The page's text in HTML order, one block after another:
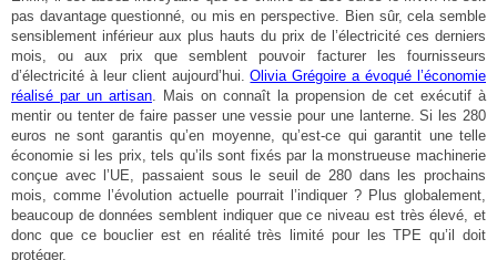
pas davantage questionné, ou mis en perspective. Bien sûr, cela semble
sensiblement inférieur aux plus hauts du prix de l’électricité ces derniers
mois, ou aux prix que semblent pouvoir facturer les fournisseurs
d’électricité à leur client aujourd’hui.Olivia Grégoire a évoqué l’économie
réalisé par un artisan . Mais on connaît la propension de cet exécutif à
mentir ou tenter de faire passer une vessie pour une lanterne. Si les 280
euros ne sont garantis qu’en moyenne, qu’est-ce qui garantit une telle
économie si les prix, tels qu’ils sont fixés par la monstrueuse machinerie
conçue avec l’UE, passaient sous le seuil de 280 dans les prochains
mois, comme l’évolution actuelle pourrait l’indiquer ? Plus globalement,
beaucoup de données semblent indiquer que ce niveau est très élevé, et
donc que ce bouclier est en réalité très limité pour les TPE qu’il doit
protéger.